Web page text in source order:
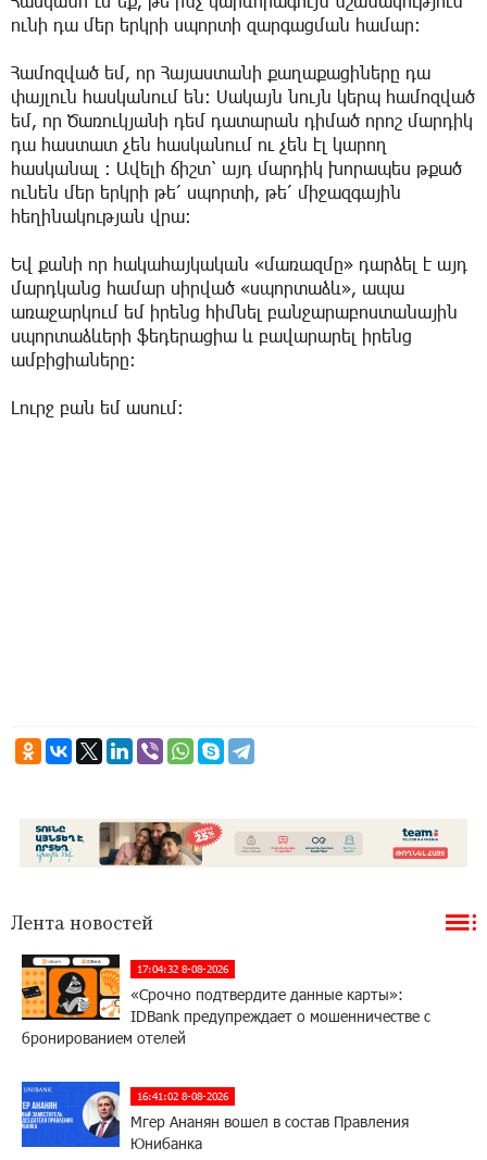
ունի դա մեր երկրի սպորտի զարգացման համար։
Համոզված եմ, որ Հայաստանի քաղաքացիները դա
փայլուն հասկանում են։ Սակայն նույն կերպ համոզված
եմ, որ Ծառուկյանի դեմ դատարան դիմած որոշ մարդիկ
դա հաստատ չեն հասկանում ու չեն էլ կարող
հասկանալ ։ Ավելի ճիշտ՝ այդ մարդիկ խորապես թքած
ունեն մեր երկրի թե՛ սպորտի, թե՛ միջազգային
հեղինակության վրա։
Եվ քանի որ հակահայկական «մառազմը» դարձել է այդ
մարդկանց համար սիրված «սպորտաձև», ապա
առաջարկում եմ իրենց հիմնել բանջարաբոստանային
սպորտաձևերի ֆեդերացիա և բավարարել իրենց
ամբիցիաները։
Լուրջ բան եմ ասում։
Лента новостей
17:04:32 8-08-2026
«Срочно подтвердите данные карты»:
IDBank предупреждает о мошенничестве с
бронированием отелей
16:41:02 8-08-2026
Мгер Ананян вошел в состав Правления
Юнибанка